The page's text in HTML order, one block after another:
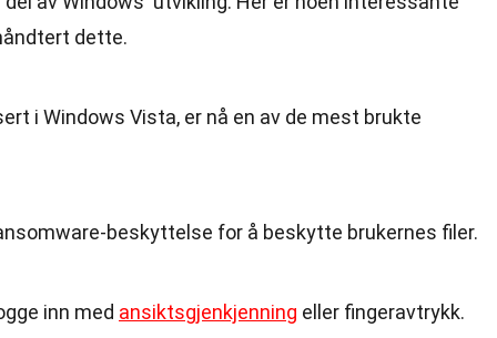
dette.
i Windows Vista, er nå en av de mest brukte
beskyttelse for å beskytte brukernes filer.
inn med ansiktsgjenkjenning eller fingeravtrykk.